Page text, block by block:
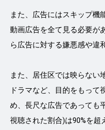
また、広告にはスキップ機
動画広告を全て見る必要が
ら広告に対する嫌悪感や違
また、居住区では映らない
ドラマなど、目的をもって
め、長尺な広告であっても
視聴された割合)は90%を